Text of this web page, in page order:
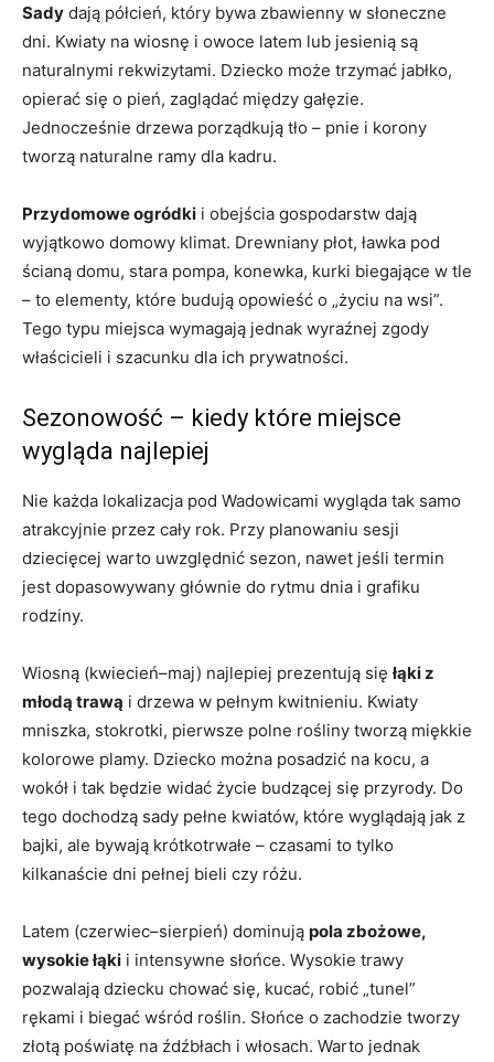
Sady dają półcień, który bywa zbawienny w słoneczne
dni. Kwiaty na wiosnę i owoce latem lub jesienią są
naturalnymi rekwizytami. Dziecko może trzymać jabłko,
opierać się o pień, zaglądać między gałęzie.
Jednocześnie drzewa porządkują tło – pnie i korony
tworzą naturalne ramy dla kadru.
Przydomowe ogródki i obejścia gospodarstw dają
wyjątkowo domowy klimat. Drewniany płot, ławka pod
ścianą domu, stara pompa, konewka, kurki biegające w tle
– to elementy, które budują opowieść o „życiu na wsi”.
Tego typu miejsca wymagają jednak wyraźnej zgody
właścicieli i szacunku dla ich prywatności.
Sezonowość – kiedy które miejsce
wygląda najlepiej
Nie każda lokalizacja pod Wadowicami wygląda tak samo
atrakcyjnie przez cały rok. Przy planowaniu sesji
dziecięcej warto uwzględnić sezon, nawet jeśli termin
jest dopasowywany głównie do rytmu dnia i grafiku
rodziny.
Wiosną (kwiecień–maj) najlepiej prezentują się łąki z
młodą trawą i drzewa w pełnym kwitnieniu. Kwiaty
mniszka, stokrotki, pierwsze polne rośliny tworzą miękkie
kolorowe plamy. Dziecko można posadzić na kocu, a
wokół i tak będzie widać życie budzącej się przyrody. Do
tego dochodzą sady pełne kwiatów, które wyglądają jak z
bajki, ale bywają krótkotrwałe – czasami to tylko
kilkanaście dni pełnej bieli czy różu.
Latem (czerwiec–sierpień) dominują pola zbożowe,
wysokie łąki i intensywne słońce. Wysokie trawy
pozwalają dziecku chować się, kucać, robić „tunel”
rękami i biegać wśród roślin. Słońce o zachodzie tworzy
złotą poświatę na źdźbłach i włosach. Warto jednak